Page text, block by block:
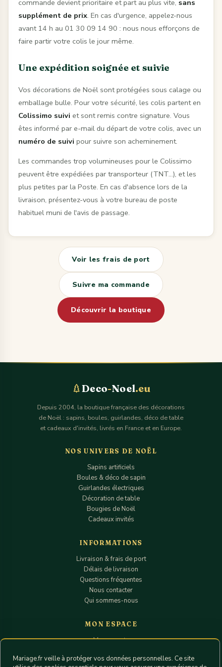
commande devient prioritaire et part au plus vite, sans
supplément de prix. En cas d'urgence, appelez-nous
avant 14 h au 01 30 09 14 90 : nous nous efforçons de
faire partir votre colis le jour même.
Une expédition soignée et suivie
Vos décorations de Noël sont protégées sous calage ou
emballage bulle. Pour votre sécurité, les colis partent en
Colissimo suivi et sont remis contre signature. Vous
êtes informé par e-mail du départ de votre colis, avec un
numéro de suivi pour suivre son acheminement.
Les commandes trop volumineuses pour le Colissimo
peuvent être expédiées par transporteur (TNT…), et les
plus petites par la Poste. En cas d'absence lors de la
livraison, présentez-vous à votre bureau de poste
habituel muni de l'avis de passage.
Voir les frais de port
Suivre ma commande
Découvrir la boutique
Deco-Noel.eu
Depuis 2004, la boutique française des décorations
de Noël : sapins, boules, guirlandes, déco de table
et cadeaux d'invités, livrés en France et en Europe.
NOS UNIVERS DE NOËL
Sapins artificiels
Boules & déco de sapin
Guirlandes électriques
Décoration de table
Bougies de Noël
Cadeaux invités
INFORMATIONS
Livraison & frais de port
Délais de livraison
Questions fréquentes
Nous contacter
Qui sommes-nous
MON ESPACE
Mon compte
Mon panier
Mariage.fr veille à protéger vos données personnelles. Ce site